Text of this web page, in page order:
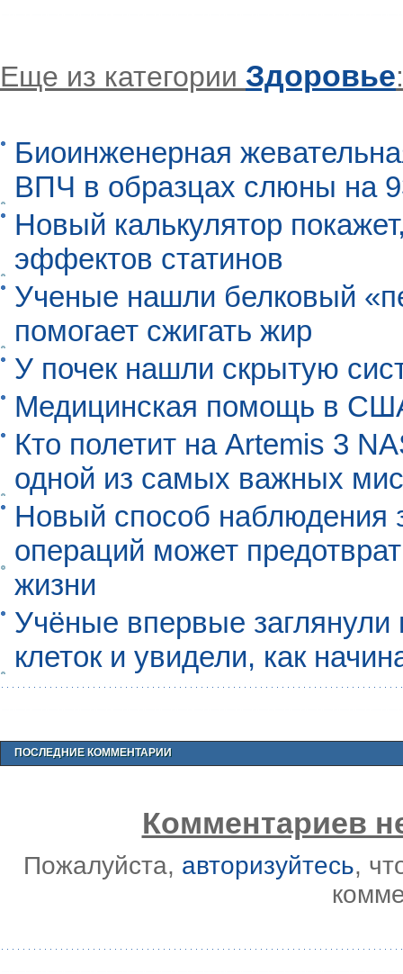
Еще из категории Здоровье:
Биоинженерная
ВПЧ в образцах слюны на
Новый калькулятор
эффектов статинов
Ученые нашли белковый
помогает сжигать жир
У почек нашли скрытую
Медицинская помощь в
Кто полетит на Artemis 3
одной из самых важных
Новый способ наблюдения
операций может
жизни
Учёные впервые
клеток и увидели, как
ПОСЛЕДНИЕ КОММЕНТАРИИ
Комментариев
Пожалуйста, авторизуйтесь,